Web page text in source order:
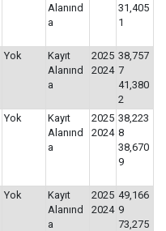
Alanınd
a
31,405
1
Yok
Kayıt
Alanınd
a
2025
2024
38,757
7
41,380
2
Yok
Kayıt
Alanınd
a
2025
2024
38,223
8
38,670
9
Yok
Kayıt
Alanınd
a
2025
2024
49,166
9
73,275